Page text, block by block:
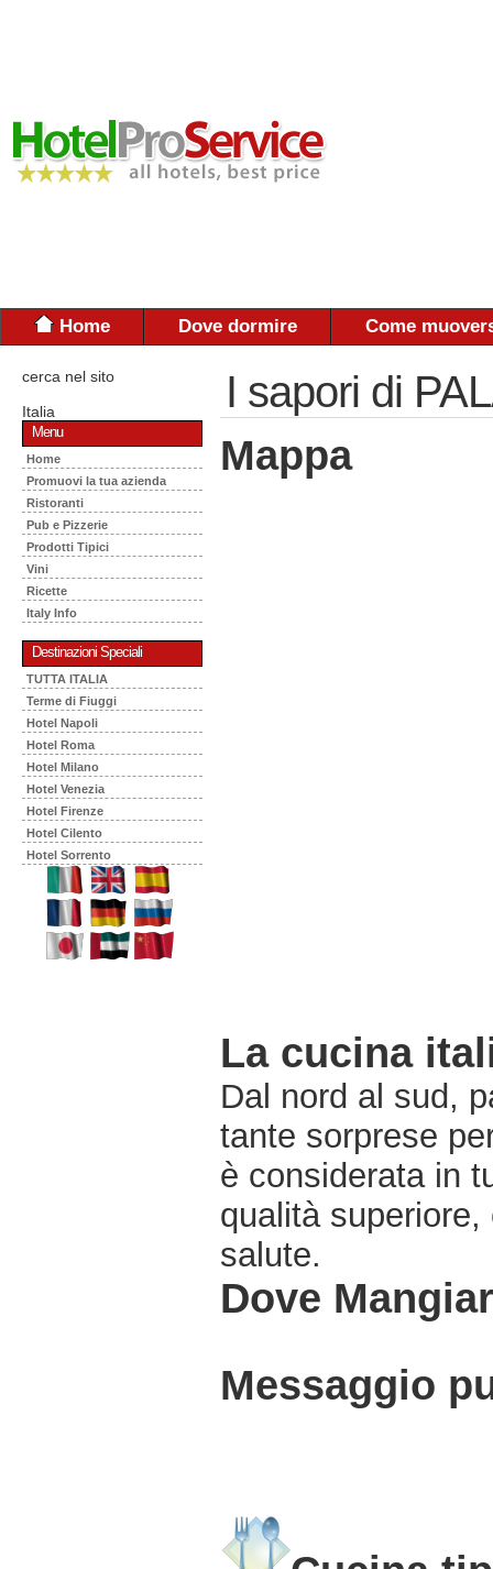
Home Dove dormire Come
cerca nel sito
Italia
Menu
Home
Promuovi la tua azienda
Ristoranti
Pub e Pizzerie
Prodotti Tipici
Vini
Ricette
Italy Info
Destinazioni Speciali
TUTTA ITALIA
Terme di Fiuggi
Hotel Napoli
Hotel Roma
Hotel Milano
Hotel Venezia
Hotel Firenze
Hotel Cilento
Hotel Sorrento
I sapori di
Mappa
La cucina
Dal nord al sud,
tante sorprese
è considerata in
qualità
salute.
Dove
Messaggio